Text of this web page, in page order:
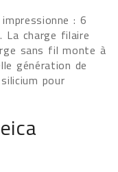
: 6
La charge filaire
sans fil monte à
génération de
pour